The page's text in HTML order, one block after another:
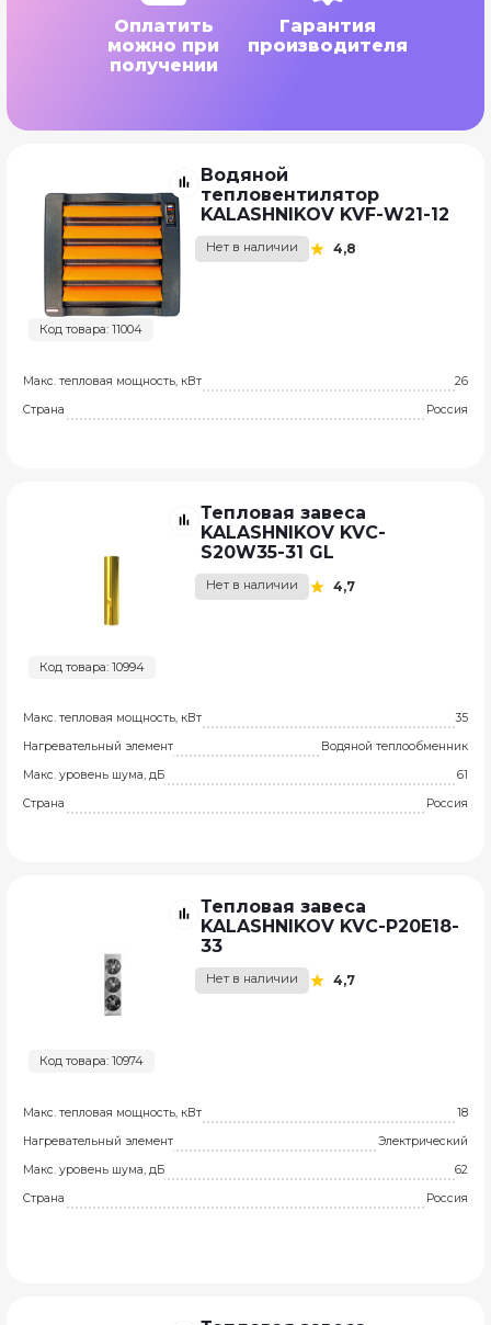
Оплатить
можно при
получении
Гарантия
производителя
Код товара: 11004
Водяной
тепловентилятор
KALASHNIKOV KVF-W21-12
Нет в наличии 4,8
Макс. тепловая мощность, кВт
26
Страна
Россия
Код товара: 10994
Тепловая завеса
KALASHNIKOV KVC-
S20W35-31 GL
Нет в наличии 4,7
Макс. тепловая мощность, кВт
35
Нагревательный элемент
Водяной теплообменник
Макс. уровень шума, дБ
61
Страна
Россия
Код товара: 10974
Тепловая завеса
KALASHNIKOV KVC-P20E18-
33
Нет в наличии 4,7
Макс. тепловая мощность, кВт
18
Нагревательный элемент
Электрический
Макс. уровень шума, дБ
62
Страна
Россия